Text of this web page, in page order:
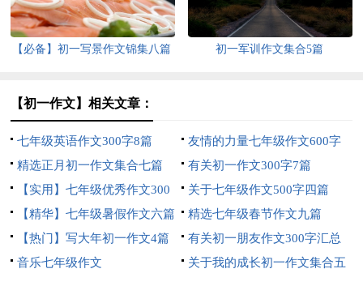
【必备】初一写景作文锦集八篇 初一军训作文集合5篇
【初一作文】相关文章：
七年级英语作文300字8篇
友情的力量七年级作文600字
精选正月初一作文集合七篇
有关初一作文300字7篇
【实用】七年级优秀作文300
字集锦6篇
关于七年级作文500字四篇
【精华】七年级暑假作文六篇
精选七年级春节作文九篇
【热门】写大年初一作文4篇
有关初一朋友作文300字汇总
六篇
音乐七年级作文
关于我的成长初一作文集合五